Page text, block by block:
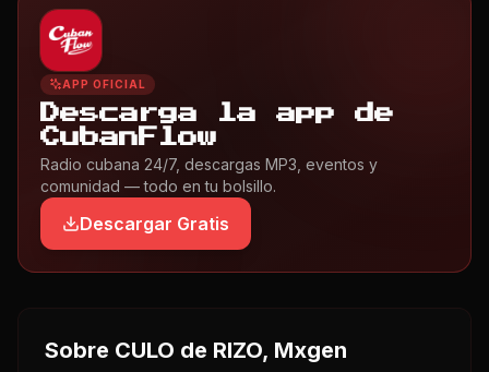
APP OFICIAL
Descarga la app de
CubanFlow
Radio cubana 24/7, descargas MP3, eventos y
comunidad — todo en tu bolsillo.
Descargar Gratis
Sobre CULO de RIZO, Mxgen